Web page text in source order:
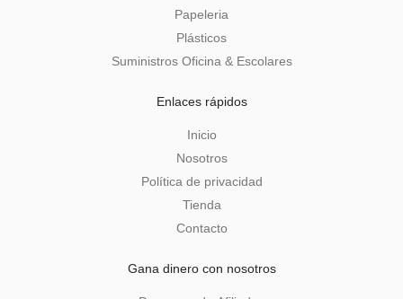
Papeleria
Plásticos
Suministros Oficina & Escolares
Enlaces rápidos
Inicio
Nosotros
Política de privacidad
Tienda
Contacto
Gana dinero con nosotros